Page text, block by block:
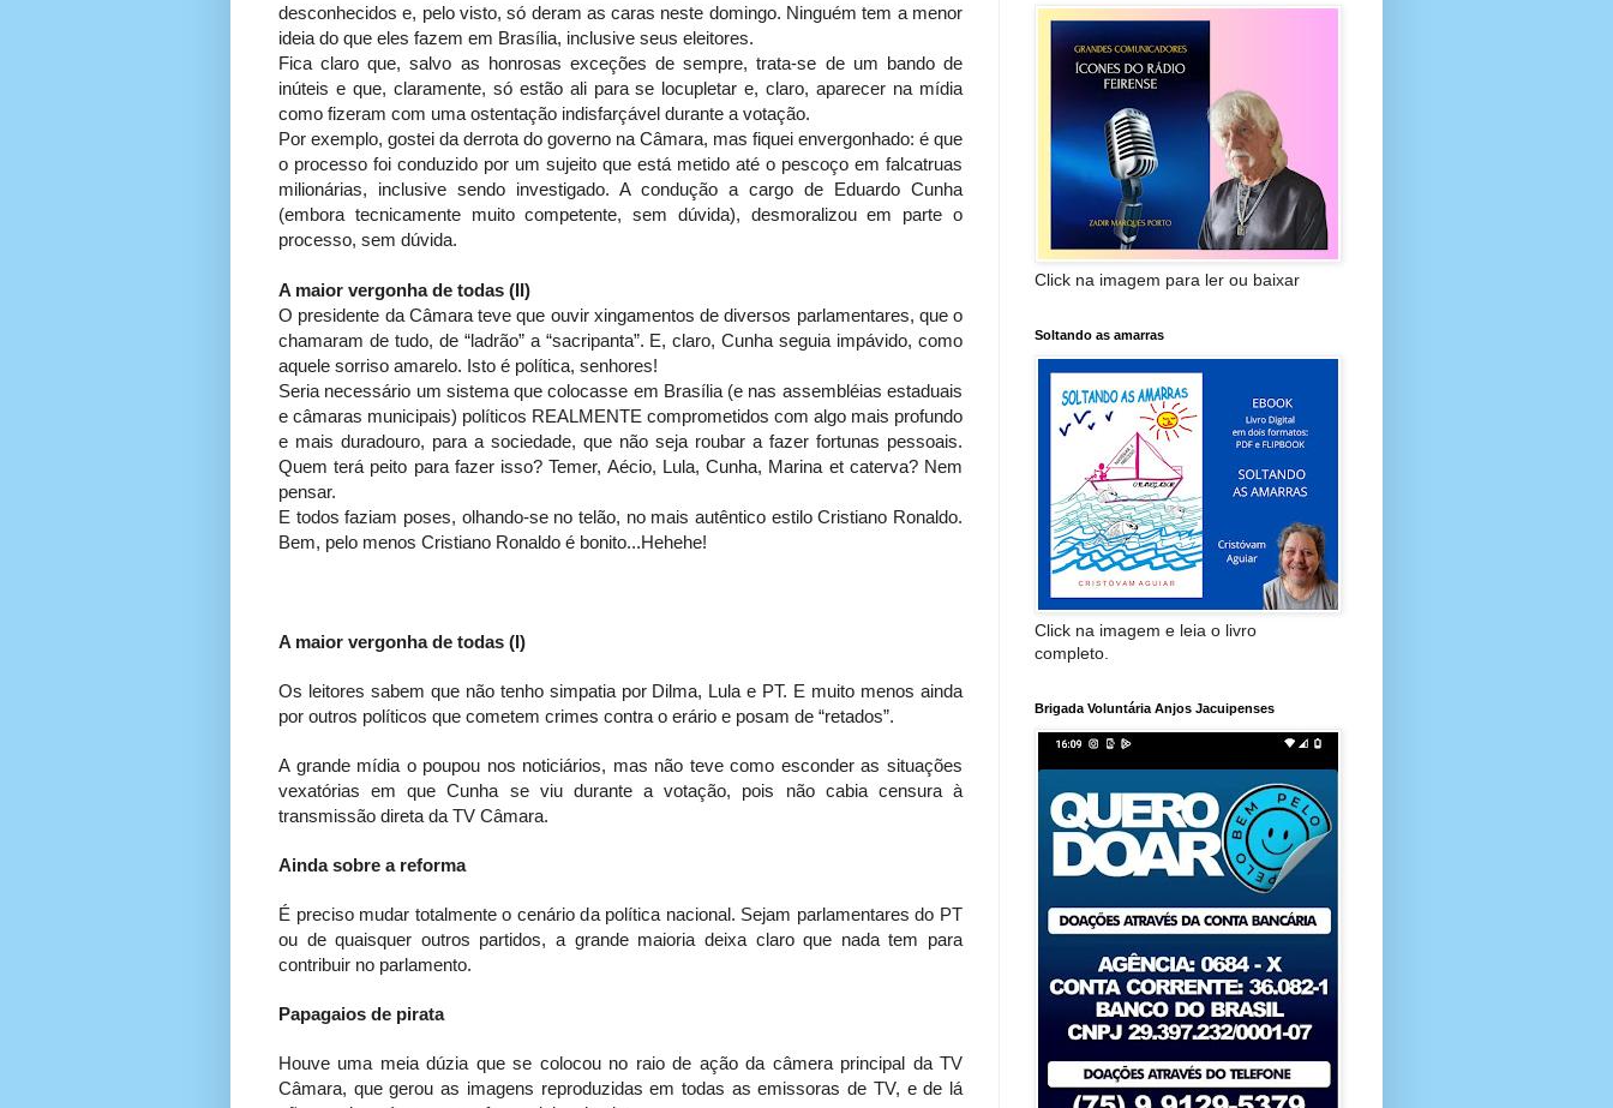
desconhecidos e, pelo visto, só deram as caras neste domingo. Ninguém tem a menor
ideia do que eles fazem em Brasília, inclusive seus eleitores.
Fica claro que, salvo as honrosas exceções de sempre, trata-se de um bando de
inúteis e que, claramente, só estão ali para se locupletar e, claro, aparecer na mídia
como fizeram com uma ostentação indisfarçável durante a votação.
Por exemplo, gostei da derrota do governo na Câmara, mas fiquei envergonhado: é que
o processo foi conduzido por um sujeito que está metido até o pescoço em falcatruas
milionárias, inclusive sendo investigado. A condução a cargo de Eduardo Cunha
(embora tecnicamente muito competente, sem dúvida), desmoralizou em parte o
processo, sem dúvida.
A maior vergonha de todas (II)
O presidente da Câmara teve que ouvir xingamentos de diversos parlamentares, que o
chamaram de tudo, de “ladrão” a “sacripanta”. E, claro, Cunha seguia impávido, como
aquele sorriso amarelo. Isto é política, senhores!
Seria necessário um sistema que colocasse em Brasília (e nas assembléias estaduais
e câmaras municipais) políticos REALMENTE comprometidos com algo mais profundo
e mais duradouro, para a sociedade, que não seja roubar a fazer fortunas pessoais.
Quem terá peito para fazer isso? Temer, Aécio, Lula, Cunha, Marina et caterva? Nem
pensar.
E todos faziam poses, olhando-se no telão, no mais autêntico estilo Cristiano Ronaldo.
Bem, pelo menos Cristiano Ronaldo é bonito...Hehehe!
A maior vergonha de todas (I)
Os leitores sabem que não tenho simpatia por Dilma, Lula e PT. E muito menos ainda
por outros políticos que cometem crimes contra o erário e posam de “retados”.
A grande mídia o poupou nos noticiários, mas não teve como esconder as situações
vexatórias em que Cunha se viu durante a votação, pois não cabia censura à
transmissão direta da TV Câmara.
Ainda sobre a reforma
É preciso mudar totalmente o cenário da política nacional. Sejam parlamentares do PT
ou de quaisquer outros partidos, a grande maioria deixa claro que nada tem para
contribuir no parlamento.
Papagaios de pirata
Houve uma meia dúzia que se colocou no raio de ação da câmera principal da TV
Câmara, que gerou as imagens reproduzidas em todas as emissoras de TV, e de lá
Click na imagem para ler ou baixar
Soltando as amarras
Click na imagem e leia o livro
completo.
Brigada Voluntária Anjos Jacuipenses